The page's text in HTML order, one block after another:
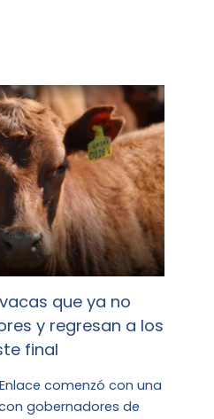
que ya no
y regresan a los
final
comenzó con una
gobernadores de